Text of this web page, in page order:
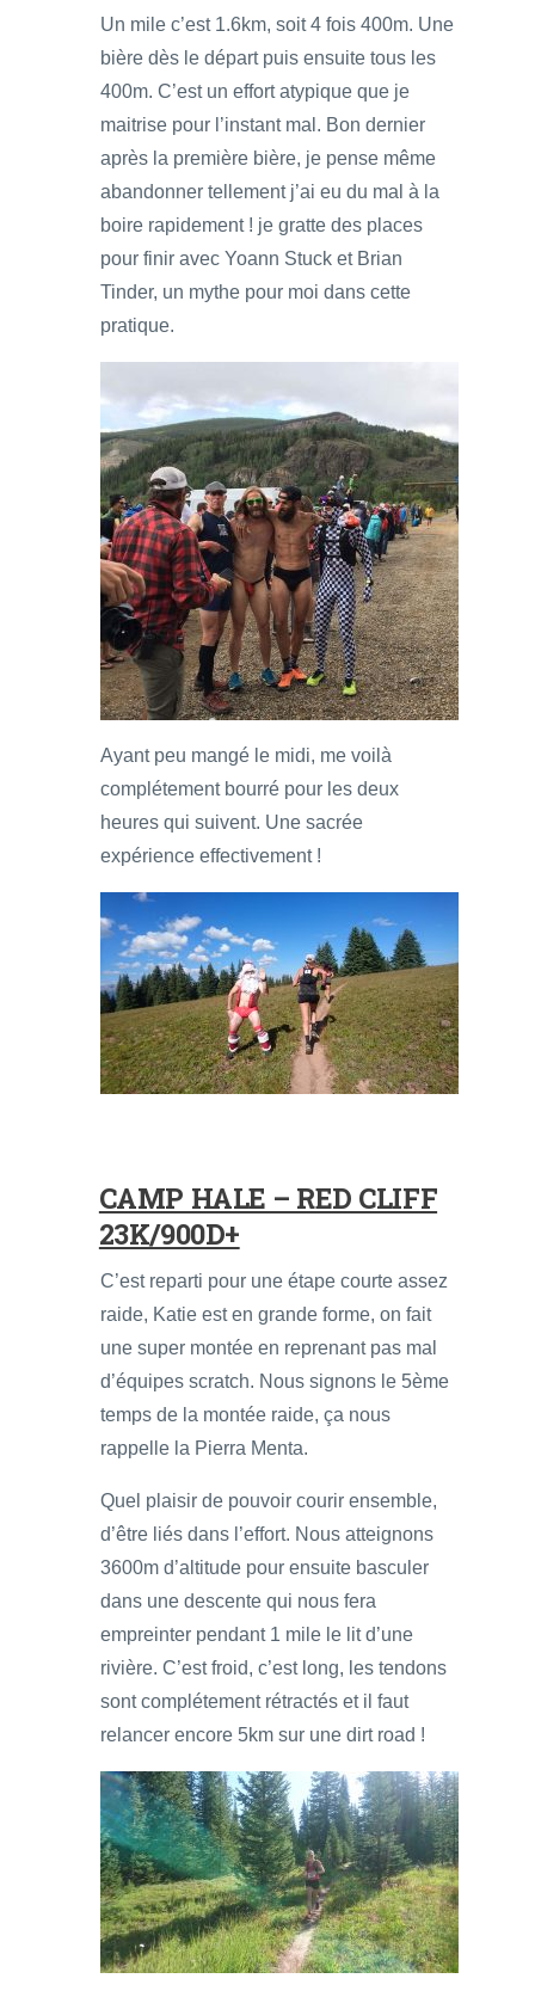
Un mile c’est 1.6km, soit 4 fois 400m. Une
bière dès le départ puis ensuite tous les
400m. C’est un effort atypique que je
maitrise pour l’instant mal. Bon dernier
après la première bière, je pense même
abandonner tellement j’ai eu du mal à la
boire rapidement ! je gratte des places
pour finir avec Yoann Stuck et Brian
Tinder, un mythe pour moi dans cette
pratique.
Ayant peu mangé le midi, me voilà
complétement bourré pour les deux
heures qui suivent. Une sacrée
expérience effectivement !
CAMP HALE – RED CLIFF
23K/900D+
C’est reparti pour une étape courte assez
raide, Katie est en grande forme, on fait
une super montée en reprenant pas mal
d’équipes scratch. Nous signons le 5ème
temps de la montée raide, ça nous
rappelle la Pierra Menta.
Quel plaisir de pouvoir courir ensemble,
d’être liés dans l’effort. Nous atteignons
3600m d’altitude pour ensuite basculer
dans une descente qui nous fera
empreinter pendant 1 mile le lit d’une
rivière. C’est froid, c’est long, les tendons
sont complétement rétractés et il faut
relancer encore 5km sur une dirt road !